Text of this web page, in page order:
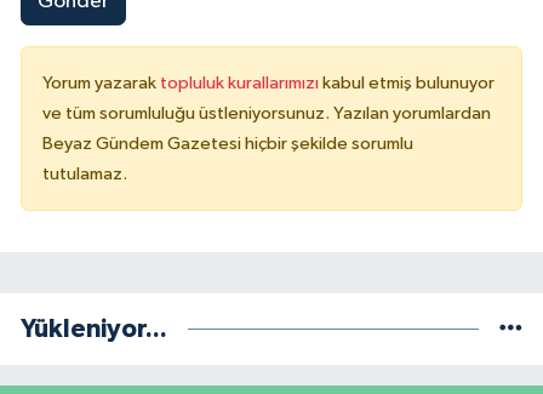
Yorum yazarak topluluk kurallarımızı kabul etmiş bulunuyor
ve tüm sorumluluğu üstleniyorsunuz. Yazılan yorumlardan
Beyaz Gündem Gazetesi hiçbir şekilde sorumlu
tutulamaz.
Yükleniyor...